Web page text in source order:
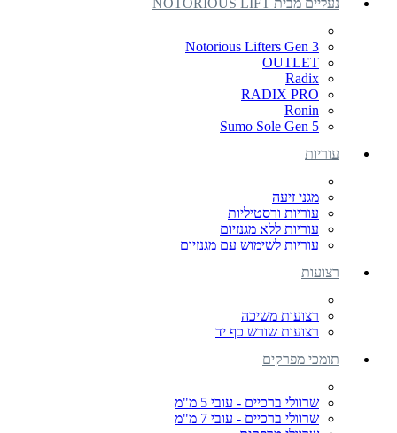
Notorious Lifters Gen 3
OUTLET
Radix
RADIX PRO
Ronin
Sumo Sole Gen 5
עוריות
מגני זיעה
עוריות ורסטיליות
עוריות ללא מגנזיום
עוריות לשימוש עם מגנזיום
רצועות
רצועות משיכה
רצועות שורש כף יד
תומכי מפרקים
שרוולי ברכיים - עובי 5 מ"מ
שרוולי ברכיים - עובי 7 מ"מ